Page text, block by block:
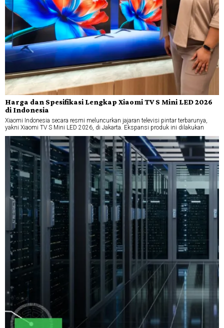
Harga dan Spesifikasi Lengkap Xiaomi TV S Mini LED 2026
di Indonesia
Xiaomi Indonesia secara resmi meluncurkan jajaran televisi pintar terbarunya,
yakni Xiaomi TV S Mini LED 2026, di Jakarta. Ekspansi produk ini dilakukan